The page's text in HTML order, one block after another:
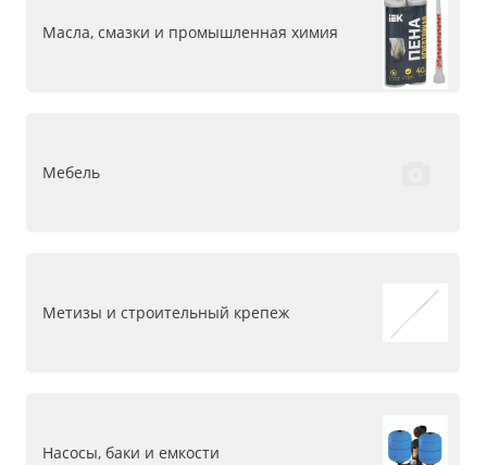
Масла, смазки и промышленная химия
Мебель
Метизы и строительный крепеж
Насосы, баки и емкости